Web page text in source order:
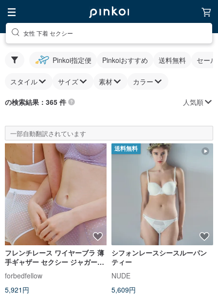
女性 下着 セクシー
Pinkoi指定便 Pinkoiおすすめ 送料無料 セー
スタイル サイズ 素材 カラー
の検索結果：365 件 人気順
一部自動翻訳されています
フレンチレース ワイヤーブラ 薄
手ギャザー セクシー ジャガード
メッシュ 下着セット
forbedfellow
5,921円
送料無料
シフォンレースシースルーパン
ティー
NUDE
5,609円